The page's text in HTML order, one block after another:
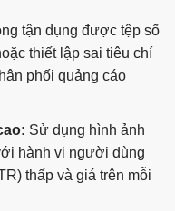
tận dụng được tệp số
thiết lập sai tiêu chí
phối quảng cáo
Sử dụng hình ảnh
hành vi người dùng
thấp và giá trên mỗi